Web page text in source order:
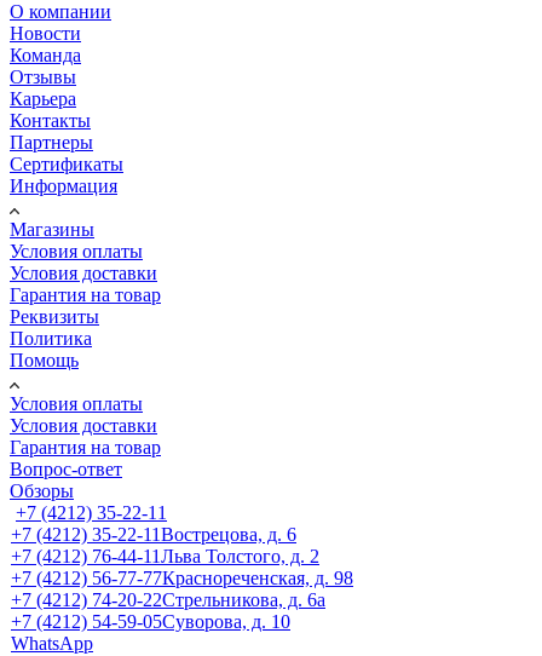
О компании
Новости
Команда
Отзывы
Карьера
Контакты
Партнеры
Сертификаты
Информация
Магазины
Условия оплаты
Условия доставки
Гарантия на товар
Реквизиты
Политика
Помощь
Условия оплаты
Условия доставки
Гарантия на товар
Вопрос-ответ
Обзоры
+7 (4212) 35-22-11
+7 (4212) 35-22-11Вострецова, д. 6
+7 (4212) 76-44-11Льва Толстого, д. 2
+7 (4212) 56-77-77Краснореченская, д. 98
+7 (4212) 74-20-22Стрельникова, д. 6а
+7 (4212) 54-59-05Суворова, д. 10
WhatsApp